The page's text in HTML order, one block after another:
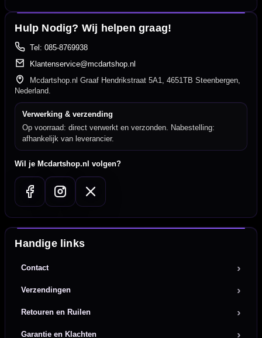
Hulp Nodig? Wij helpen graag!
Tel: 085-8769938
Klantenservice@mcdartshop.nl
Mcdartshop.nl Graaf Hendrikstraat 5A1, 4651TB Steenbergen,
Nederland.
Verwerking & verzending
Op voorraad: direct verwerkt en verzonden. Nabestelling:
afhankelijk van leverancier.
Wil je Mcdartshop.nl volgen?
Handige links
Contact
Verzendingen
Retouren en Ruilen
Garantie en Klachten